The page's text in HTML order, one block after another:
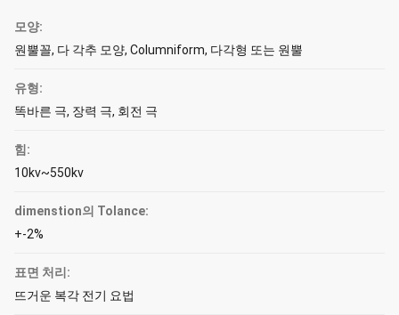
모양:
원뿔꼴, 다 각추 모양, Columniform, 다각형 또는 원뿔
유형:
똑바른 극, 장력 극, 회전 극
힘:
10kv~550kv
dimenstion의 Tolance:
+-2%
표면 처리:
뜨거운 복각 전기 요법